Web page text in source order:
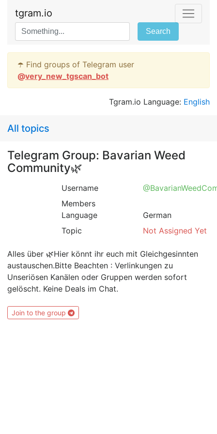
tgram.io
Search
☂️ Find groups of Telegram user
@very_new_tgscan_bot
Tgram.io Language: English
All topics
Telegram Group: Bavarian Weed
Community🌿
Username
Members
Language
German
Topic
Not Assigned Yet
Alles über 🌿Hier könnt ihr euch mit Gleichgesinnten
austauschen.Bitte Beachten : Verlinkungen zu
Unseriösen Kanälen oder Gruppen werden sofort
gelöscht. Keine Deals im Chat.
Join to the group